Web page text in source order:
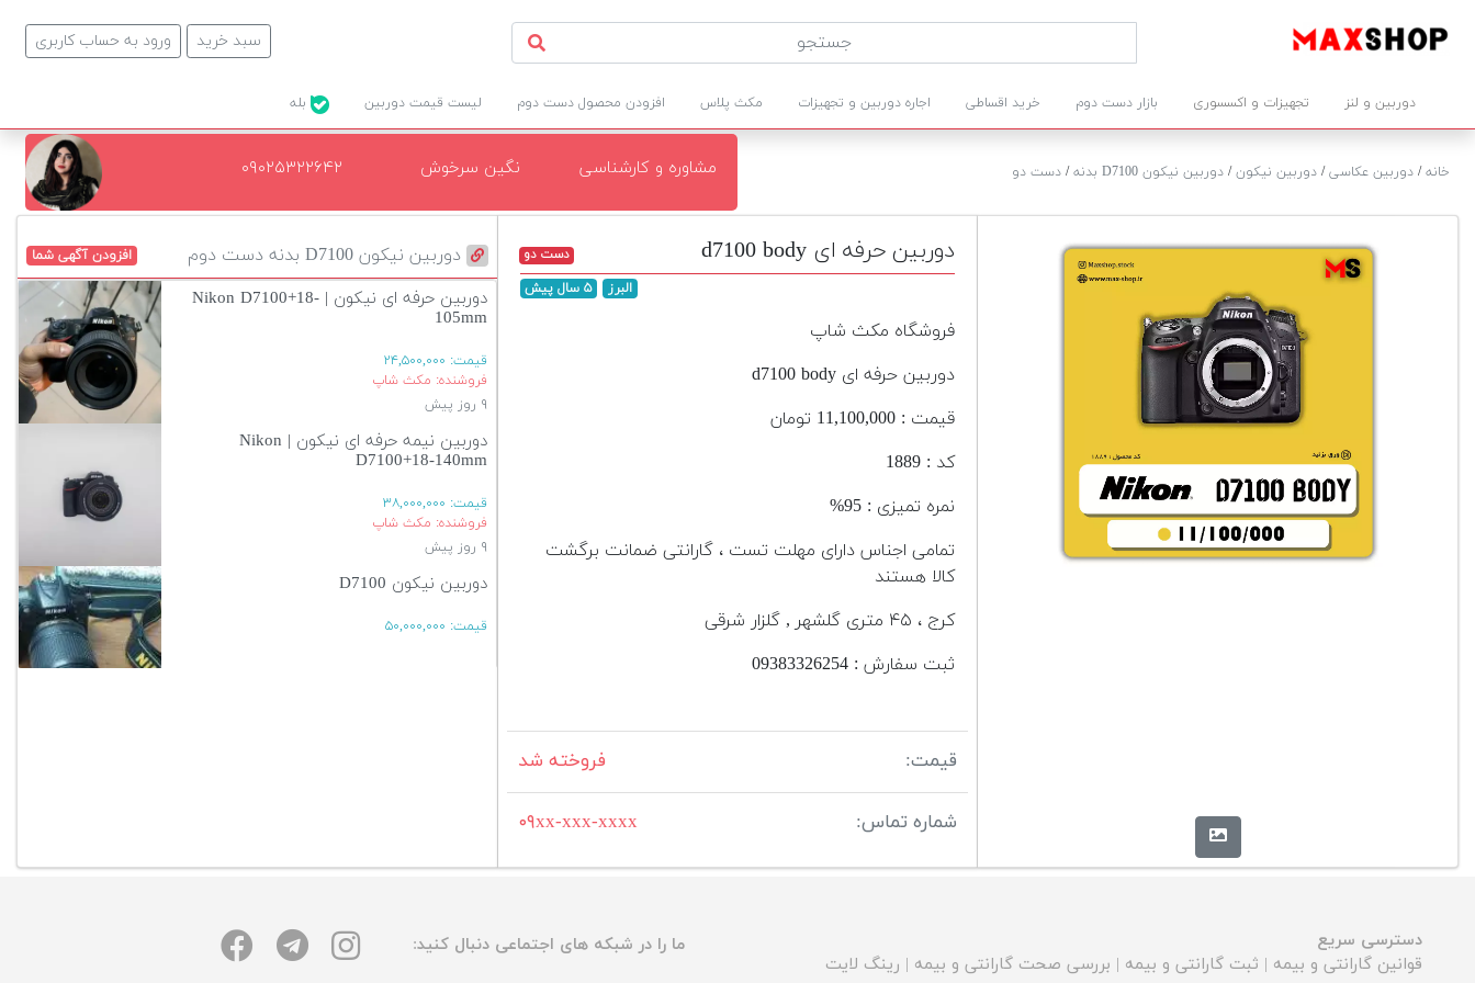
ورود به حساب کاربری سبد خرید
دوربین و لنز تجهیزات و اکسسوری بازار دست دوم خرید اقساطی اجاره دوربین و تجهیزات مکث پلاس افزودن محصول دست دوم لیست قیمت دوربین
خانه/ دوربین عکاسی/ دوربین نیکون/ دوربین نیکون D7100 بدنه / دست دو مشاوره و کارشناسی نگین سرخوش ۰۹۰۲۵۳۲۲۶۴۲
دوربین نیکون D7100 بدنه دست دوم افزودن آگهی شما
دوربین حرفه ای نیکون | Nikon D7100+18-
105mm
قیمت: ۲۴,۵۰۰,۰۰۰
فروشنده: مکث شاپ
۹ روز پیش
دوربین نیمه حرفه ای نیکون | Nikon
D7100+18-140mm
قیمت: ۳۸,۰۰۰,۰۰۰
فروشنده: مکث شاپ
۹ روز پیش
دوربین نیکون D7100
قیمت: ۵۰,۰۰۰,۰۰۰
دوربین حرفه ای d7100 body
دست دو
البرز
۵ سال پیش
فروشگاه مکث شاپ
دوربین حرفه ای d7100 body
قیمت : 11,100,000 تومان
کد : 1889
نمره تمیزی : 95%
تمامی اجناس دارای مهلت تست ، گارانتی ضمانت برگشت
کالا هستند
کرج ، ۴۵ متری گلشهر , گلزار شرقی
ثبت سفارش : 09383326254
قیمت: فروخته شد
شماره تماس: ۰۹xx-xxx-xxxx
دسترسی سریع
قوانین گارانتی و بیمه | ثبت گارانتی و بیمه | بررسی صحت گارانتی و بیمه | رینگ لایت
ما را در شبکه های اجتماعی دنبال کنید: